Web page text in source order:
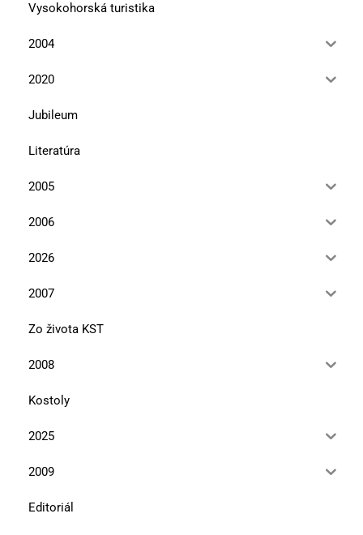
Vysokohorská turistika
2004
2020
Jubileum
Literatúra
2005
2006
2026
2007
Zo života KST
2008
Kostoly
2025
2009
Editoriál